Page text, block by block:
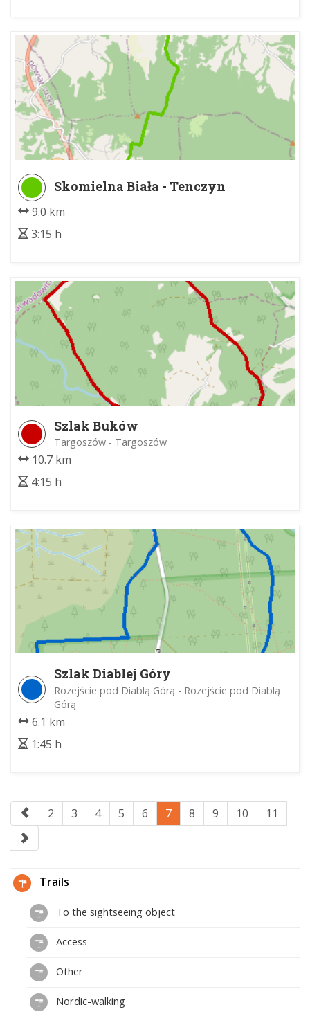
Skomielna Biała - Tenczyn
9.0 km
3:15 h
Szlak Buków
Targoszów - Targoszów
10.7 km
4:15 h
Szlak Diablej Góry
Rozejście pod Diablą Górą - Rozejście pod Diablą
Górą
6.1 km
1:45 h
2 3 4 5 6 7 8 9 10 11
Trails
To the sightseeing object
Access
Other
Nordic-walking